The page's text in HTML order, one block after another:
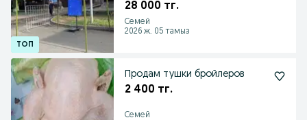
28 000 тг.
Семей
2026 ж. 05 тамыз
Продам тушки бройлеров
2 400 тг.
Семей